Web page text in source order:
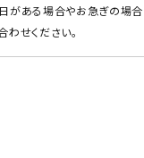
がある場合やお急ぎの場合
わせください。